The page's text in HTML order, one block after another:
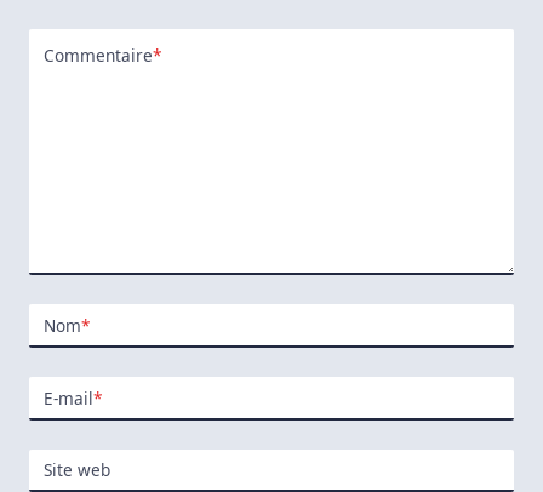
Commentaire*
Nom*
E-mail*
Site web